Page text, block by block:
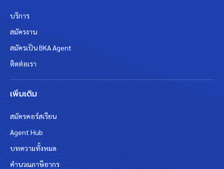
บริการ
สมัครงาน
สมัครเป็น BKA Agent
ติดต่อเรา
เพิ่มเติม
สมัครคอร์สเรียน
Agent Hub
บทความทั้งหมด
คำนวณภาษีอากร